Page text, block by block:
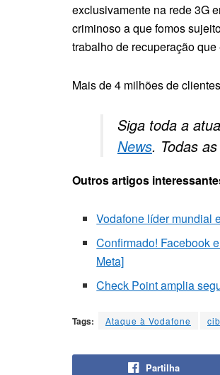
exclusivamente na rede 3G
criminoso a que fomos
trabalho de recuperação
Mais de 4 milhões de
Siga toda a
News. Todas
Outros artigos
Vodafone líder mundial
Confirmado! Facebook
Meta]
Check Point amplia
Tags: Ataque à Vodafone
Partilha